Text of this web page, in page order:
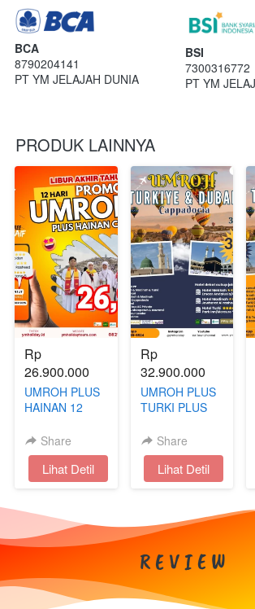
BCA
8790204141
PT YM JELAJAH DUNIA
BSI
7300316772
PT YM
PRODUK LAINNYA
Rp
26.900.000
UMROH PLUS
HAINAN 12
TAHUN
Share
`Lihat Detil
Rp
32.900.000
UMROH PLUS
TURKI PLUS
CAPPADOCIA
Share
`Lihat Detil
R E V I E W